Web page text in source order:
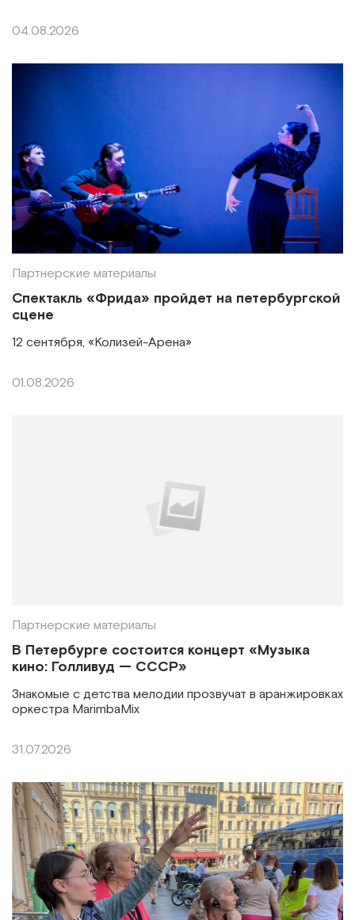
04.08.2026
Партнерские материалы
Спектакль «Фрида» пройдет на петербургской
сцене
12 сентября, «Колизей-Арена»
01.08.2026
Партнерские материалы
В Петербурге состоится концерт «Музыка
кино: Голливуд — СССР»
Знакомые с детства мелодии прозвучат в аранжировках
оркестра MarimbaMix
31.07.2026